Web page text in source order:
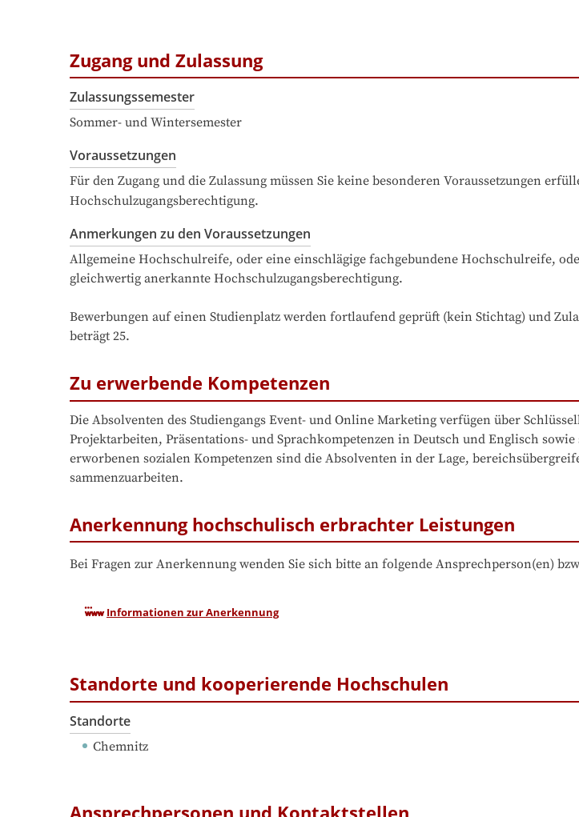
Zugang und Zulassung
Zulassungssemester
Sommer- und Wintersemester
Voraussetzungen
Für den Zugang und die Zulassung müssen Sie keine besonderen Voraussetzungen
Hochschulzugangsberechtigung.
Anmerkungen zu den Voraussetzungen
Allgemeine Hochschulreife, oder eine einschlägige fachgebundene Hochschulreife,
gleichwertig anerkannte Hochschulzugangsberechtigung.
Bewerbungen auf einen Studienplatz werden fortlaufend geprüft (kein Stichtag) und
beträgt 25.
Zu erwerbende Kompetenzen
Die Absolventen des Studiengangs Event- und Online Marketing verfügen über
Projektarbeiten, Präsentations- und Sprachkompetenzen in Deutsch und Englisch
erworbenen sozialen Kompetenzen sind die Absolventen in der Lage,
sammenzuarbeiten.
Anerkennung hochschulisch erbrachter Leistungen
Bei Fragen zur Anerkennung wenden Sie sich bitte an folgende Ansprechperson(en)
Informationen zur Anerkennung
Standorte und kooperierende Hochschulen
Standorte
Chemnitz
Ansprechpersonen und Kontaktstellen